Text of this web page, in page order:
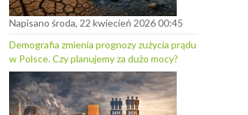
Napisano środa, 22 kwiecień 2026 00:45
Demografia zmienia prognozy zużycia prądu
w Polsce. Czy planujemy za dużo mocy?